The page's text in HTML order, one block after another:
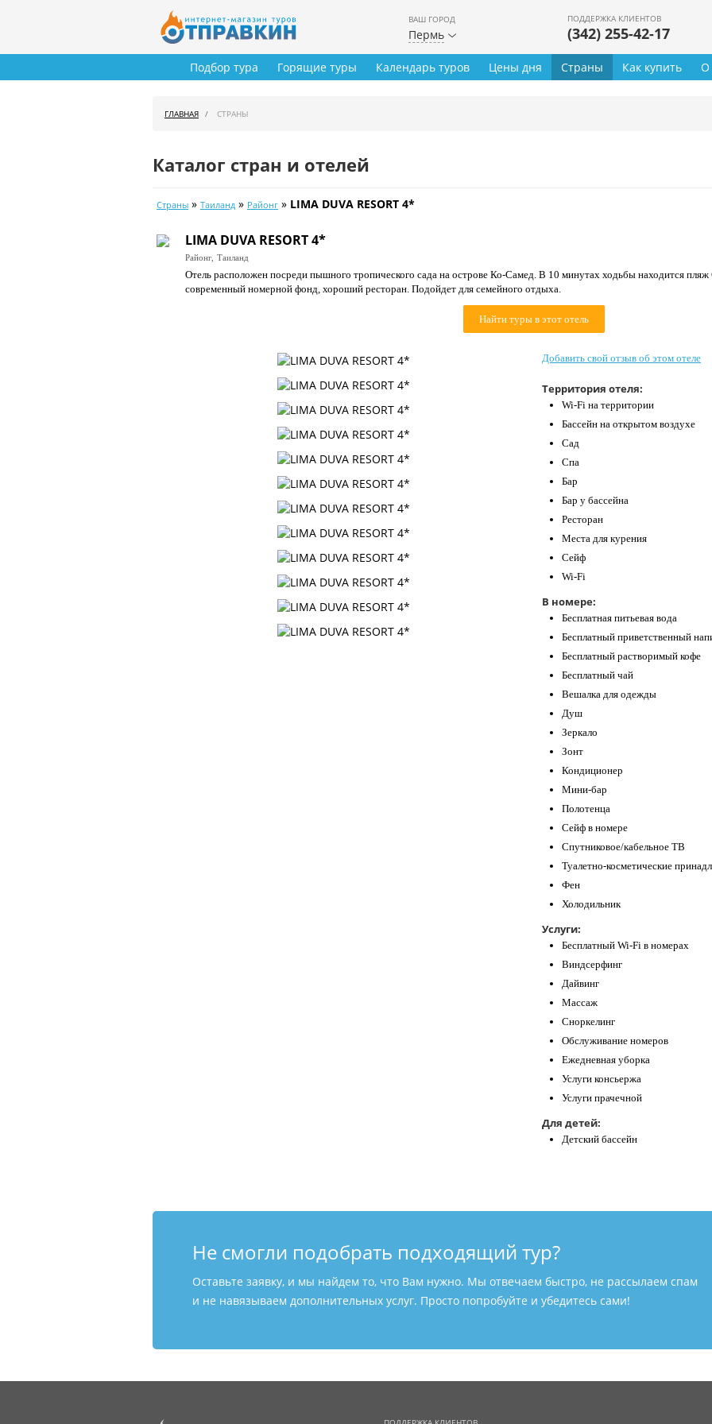
ВАШ ГОРОД
Пермь
ПОДДЕРЖКА КЛИЕНТОВ
(342) 255-42-17
Подбор тура Горящие туры Календарь туров Цены дня Страны Как купить О
ГЛАВНАЯ СТРАНЫ
Каталог стран и отелей
Страны » Таиланд » Районг » LIMA DUVA RESORT 4*
LIMA DUVA RESORT 4*
Районг, Таиланд
Отель расположен посреди пышного тропического сада на острове Ко-Самед. В 10 минутах ходьбы находится
современный номерной фонд, хороший ресторан. Подойдет для семейного отдыха.
Найти туры в этот отель
Добавить свой отзыв об этом отеле
Территория отеля:
Wi-Fi на территории
Бассейн на открытом воздухе
Сад
Спа
Бар
Бар у бассейна
Ресторан
Места для курения
Сейф
Wi-Fi
В номере:
Бесплатная питьевая вода
Бесплатный приветственный
Бесплатный растворимый кофе
Бесплатный чай
Вешалка для одежды
Душ
Зеркало
Зонт
Кондиционер
Мини-бар
Полотенца
Сейф в номере
Спутниковое/кабельное ТВ
Туалетно-косметические
Фен
Холодильник
Услуги:
Бесплатный Wi-Fi в номерах
Виндсерфинг
Дайвинг
Массаж
Сноркелинг
Обслуживание номеров
Ежедневная уборка
Услуги консьержа
Услуги прачечной
Для детей:
Детский бассейн
Не смогли подобрать подходящий тур?
Оставьте заявку, и мы найдем то, что Вам нужно. Мы отвечаем быстро, не рассылаем спам
и не навязываем дополнительных услуг. Просто попробуйте и убедитесь сами!